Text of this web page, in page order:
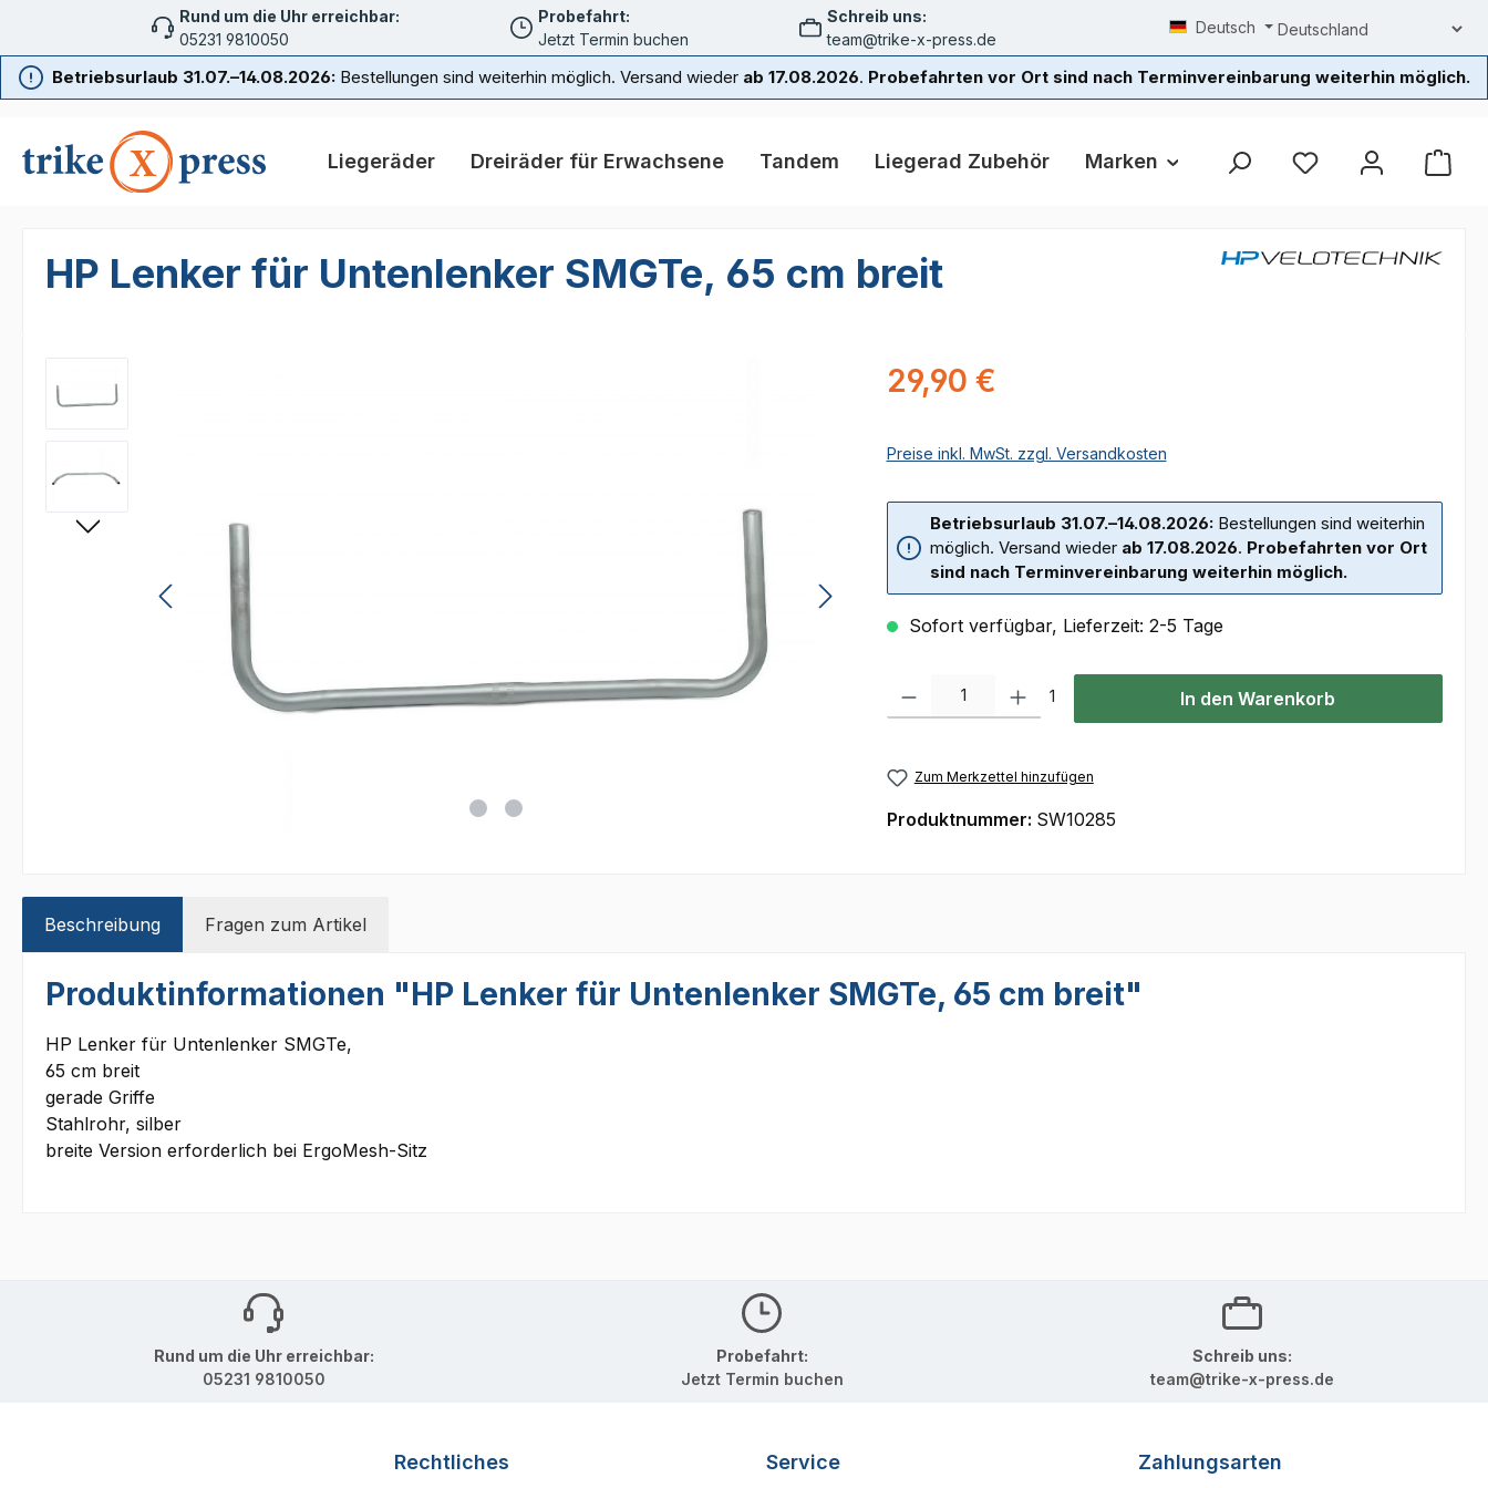
Hauptinhalt springen
Zur Suche springen
Zur Hauptnavigation springenRund um die Uhr erreichbar:
05231 9810050
Probefahrt:
Jetzt Termin buchen
Schreib uns:
team@trike-x-press.de
Deutsch
Betriebsurlaub 31.07.–14.08.2026:Bestellungen sind weiterhin möglich. Versand wieder ab 17.08.2026. Probefahrten vor Ort sind nach Terminvereinbarung weiterhin möglich.
Liegeräder Dreiräder für Erwachsene Tandem Liegerad Zubehör Marken Beratung / Probefahrt
HP Lenker für Untenlenker SMGTe, 65 cm breit
Regulärer Preis:
29,90 €
Preise inkl. MwSt. zzgl. Versandkosten
Betriebsurlaub 31.07.–14.08.2026:Bestellungen sind weiterhin
möglich. Versand wieder ab 17.08.2026. Probefahrten vor Ort
sind nach Terminvereinbarung weiterhin möglich.
Sofort verfügbar, Lieferzeit: 2-5 Tage
Produkt Anzahl: Gib den gewünschten Wert ein oder benutze die Schaltflächen
1 In den Warenkorb
Zum Merkzettel hinzufügen
Produktnummer: SW10285
Beschreibung Fragen zum Artikel
Produktinformationen "HP Lenker für Untenlenker SMGTe, 65 cm breit"
HP Lenker für Untenlenker SMGTe,
65 cm breit
gerade Griffe
Stahlrohr, silber
breite Version erforderlich bei ErgoMesh-Sitz
Rund um die Uhr erreichbar:
05231 9810050
Probefahrt:
Jetzt Termin buchen
Schreib uns:
team@trike-x-press.de
Rechtliches Service Zahlungsarten